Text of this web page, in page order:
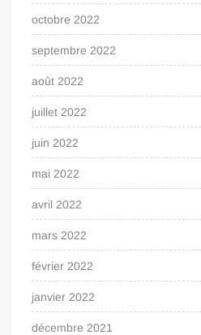
octobre 2022
septembre 2022
août 2022
juillet 2022
juin 2022
mai 2022
avril 2022
mars 2022
février 2022
janvier 2022
décembre 2021